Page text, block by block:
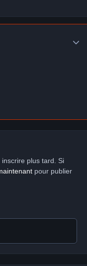
plus tard. Si
pour publier